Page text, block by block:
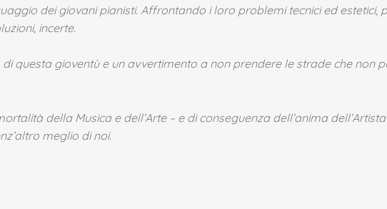
dei giovani pianisti. Affrontando i loro problemi tecnici ed
incerte.
questa gioventù e un avvertimento a non prendere le strade che non
della Musica e dell’Arte – e di conseguenza dell’anima
meglio di noi.